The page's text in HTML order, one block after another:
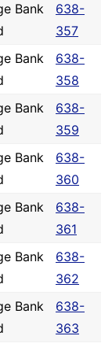
Bank
638-
357
Bank
638-
358
Bank
638-
359
Bank
638-
360
Bank
638-
361
Bank
638-
362
Bank
638-
363